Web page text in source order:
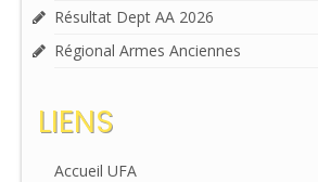
Résultat Dept AA 2026
Régional Armes Anciennes
LIENS
Accueil UFA